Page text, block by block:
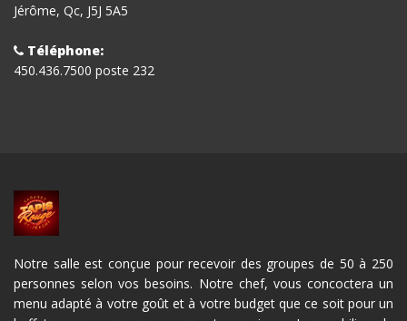
Jérôme, Qc, J5J 5A5
Téléphone:
450.436.7500 poste 232
Notre salle est conçue pour recevoir des groupes de 50 à 250
personnes selon vos besoins. Notre chef, vous concoctera un
menu adapté à votre goût et à votre budget que ce soit pour un